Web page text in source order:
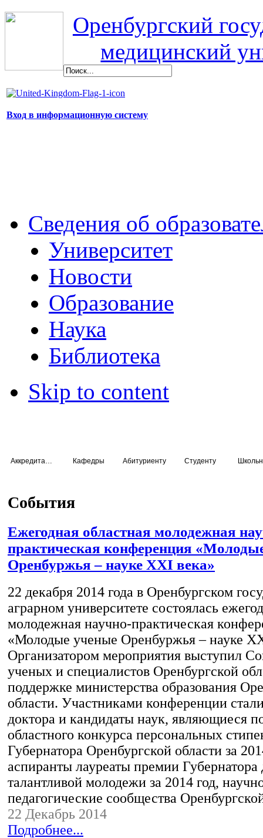
Оренбургский
медицинский
Вход в информационную систему
Сведения об
Университет
Новости
Образование
Наука
Библиотека
Skip to content
Кафедры Абитуриенту Студенту
События
Ежегодная областная молодежная
практическая конференция
Оренбуржья – науке XXI века»
22 декабря 2014 года в Оренбургском
аграрном университете состоялась
молодежная научно-практическая
«Молодые ученые Оренбуржья – науке
Организатором мероприятия выступил
ученых и специалистов Оренбургской
поддержке министерства образования
области. Участниками конференции
доктора и кандидаты наук, являющиеся
областного конкурса персональных
Губернатора Оренбургской области за
аспиранты лауреаты премии Губернатора
талантливой молодежи за 2014 год,
педагогические сообщества
22 Декабрь 2014
Подробнее...